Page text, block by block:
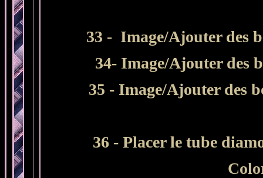
33 - Image/Ajouter des
34- Image/Ajouter des
35 - Image/Ajouter des
36 - Placer le tube